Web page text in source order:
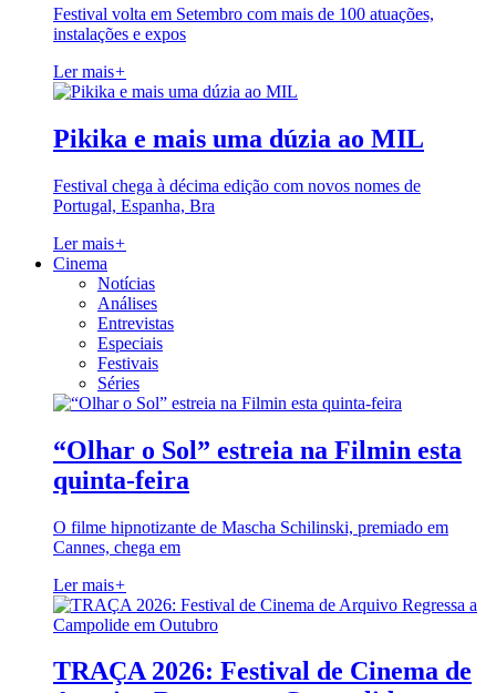
Festival volta em Setembro com mais de 100 atuações,
instalações e expos
Ler mais+
Pikika e mais uma dúzia ao MIL
Festival chega à décima edição com novos nomes de
Portugal, Espanha, Bra
Ler mais+
Cinema
Notícias
Análises
Entrevistas
Especiais
Festivais
Séries
“Olhar o Sol” estreia na Filmin esta
quinta-feira
O filme hipnotizante de Mascha Schilinski, premiado em
Cannes, chega em
Ler mais+
TRAÇA 2026: Festival de Cinema de